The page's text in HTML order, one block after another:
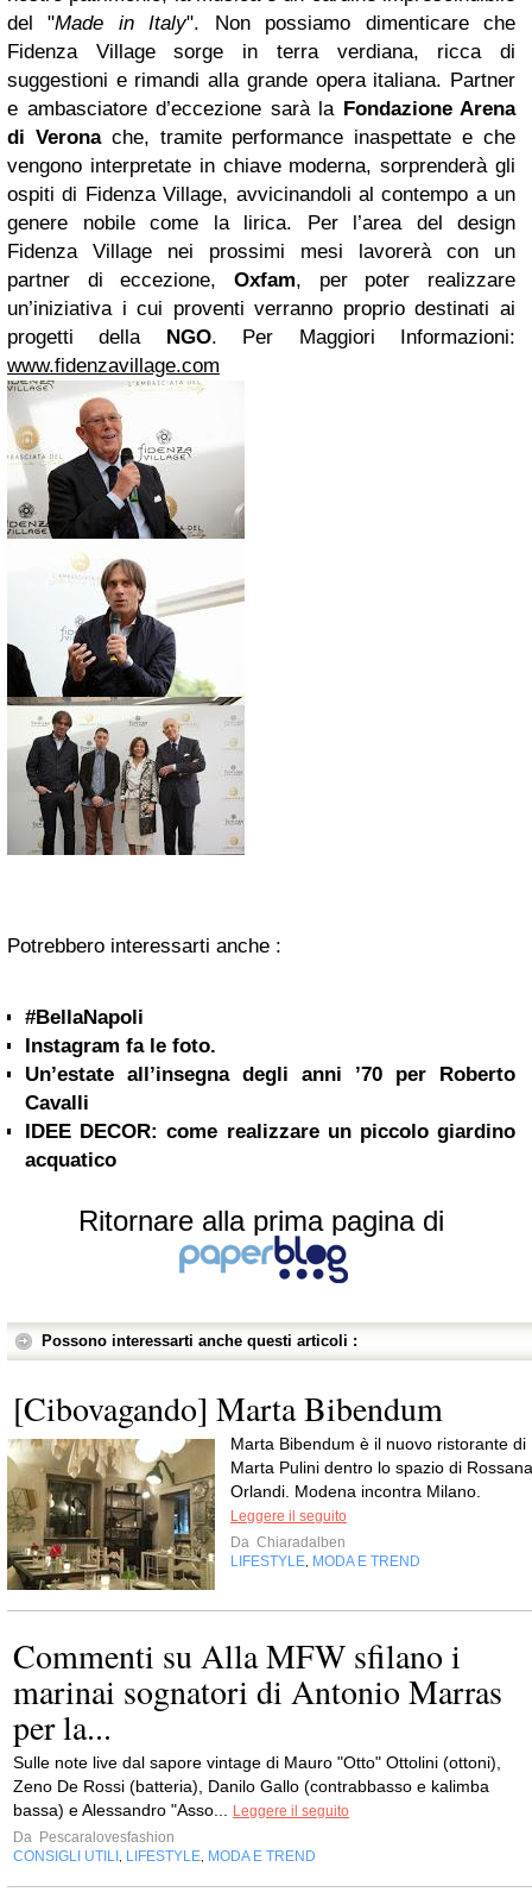
del "Made in Italy". Non possiamo dimenticare che
Fidenza Village sorge in terra verdiana, ricca di
suggestioni e rimandi alla grande opera italiana. Partner
e ambasciatore d’eccezione sarà la Fondazione Arena
di Verona che, tramite performance inaspettate e che
vengono interpretate in chiave moderna, sorprenderà gli
ospiti di Fidenza Village, avvicinandoli al contempo a un
genere nobile come la lirica.
Per l’area del design
Fidenza Village nei prossimi mesi lavorerà con un
partner di eccezione, Oxfam, per poter realizzare
un’iniziativa i cui proventi verranno proprio destinati ai
progetti della NGO.
Per Maggiori Informazioni:
www.fidenzavillage.com
Potrebbero interessarti anche :
#BellaNapoli
Instagram fa le foto.
Un’estate all’insegna degli anni ’70 per Roberto
Cavalli
IDEE DECOR: come realizzare un piccolo giardino
acquatico
Ritornare alla prima pagina di
Possono interessarti anche questi articoli :
[Cibovagando] Marta Bibendum
Marta Bibendum è il nuovo ristorante di
Marta Pulini dentro lo spazio di Rossana
Orlandi. Modena incontra Milano.
Leggere il seguito
Da Chiaradalben
LIFESTYLE MODA E TREND
Commenti su Alla MFW sfilano i
marinai sognatori di Antonio Marras
per la...
Sulle note live dal sapore vintage di Mauro "Otto" Ottolini (ottoni),
Zeno De Rossi (batteria), Danilo Gallo (contrabbasso e kalimba
bassa) e Alessandro "Asso...
Leggere il seguito
Da Pescaralovesfashion
CONSIGLI UTILI
LIFESTYLE MODA E TREND